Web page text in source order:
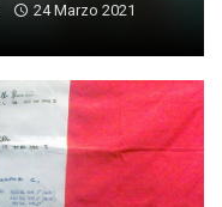
24 Marzo 2021